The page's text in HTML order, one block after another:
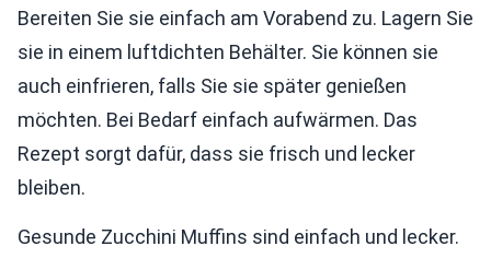
Bereiten Sie sie einfach am Vorabend zu. Lagern Sie
sie in einem luftdichten Behälter. Sie können sie
auch einfrieren, falls Sie sie später genießen
möchten. Bei Bedarf einfach aufwärmen. Das
Rezept sorgt dafür, dass sie frisch und lecker
bleiben.
Gesunde Zucchini Muffins sind einfach und lecker.